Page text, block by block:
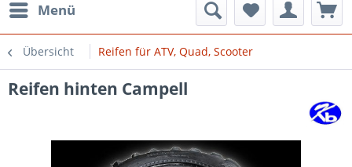
Menü
Übersicht Reifen für ATV, Quad, Scooter
Reifen hinten Campell